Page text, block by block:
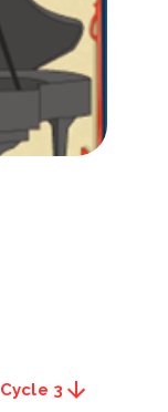
Cycle 3